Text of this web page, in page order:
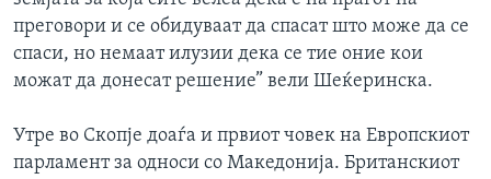
преговори и се обидуваат да спасат што може да се
спаси, но немаат илузии дека се тие оние кои
можат да донесат решение” вели Шеќеринска.
Утре во Скопје доаѓа и првиот човек на Европскиот
парламент за односи со Македонија. Британскиот